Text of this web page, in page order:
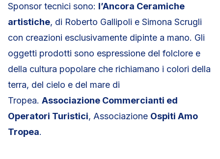
Sponsor tecnici sono: l’Ancora Ceramiche
artistiche, di Roberto Gallipoli e Simona Scrugli
con creazioni esclusivamente dipinte a mano. Gli
oggetti prodotti sono espressione del folclore e
della cultura popolare che richiamano i colori della
terra, del cielo e del mare di
Tropea. Associazione Commercianti ed
Operatori Turistici, Associazione Ospiti Amo
Tropea.